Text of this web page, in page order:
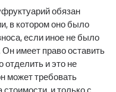
обязан
в котором оно было
если иное не было
Он имеет право оставить
и это не
может требовать